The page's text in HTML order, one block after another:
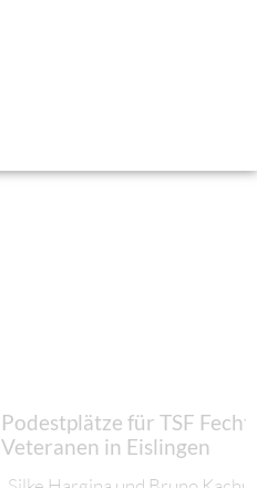
Podestplätze für TSF
Veteranen in Eislingen